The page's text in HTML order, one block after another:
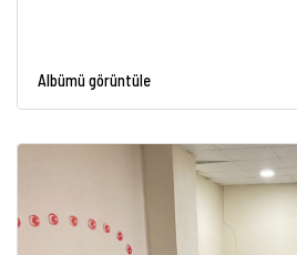
Albümü görüntüle